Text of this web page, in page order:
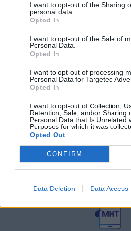
I want to opt-out of the Sharing
personal data.
Opted In
I want to opt-out of the Sale of
Personal Data.
Opted In
I want to opt-out of processing
Personal Data for Targeted
Opted In
I want to opt-out of Collection,
Retention, Sale, and/or Sharing
Personal Data that Is Unrelated
Purposes for which it was
Opted Out
CONFIRM
Data Deletion Data Access
πνεύμα της χώρας μας
27 Φεβρουαρίου 2026
Γεωργιάδης: Πολλαπλά οφέλη
τη συνεργασία δημοσίου και
27 Φεβρουαρίου 2026